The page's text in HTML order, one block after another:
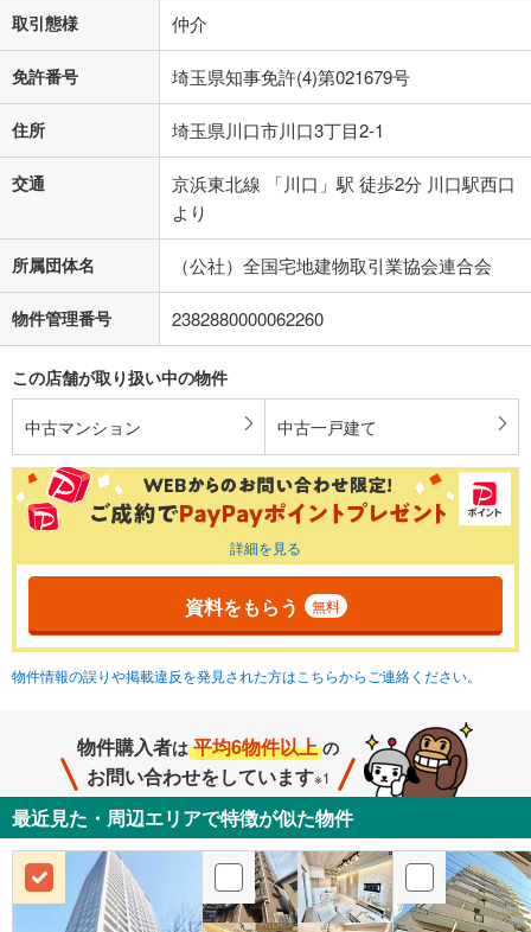
取引態様 仲介
免許番号 埼玉県知事免許(4)第021679号
住所 埼玉県川口市川口3丁目2-1
交通
京浜東北線 「川口」駅 徒歩2分 川口駅西口
より
所属団体名 （公社）全国宅地建物取引業協会連合会
物件管理番号 2382880000062260
この店舗が取り扱い中の物件
中古マンション 中古一戸建て
詳細を見る
資料をもらう 無料
物件情報の誤りや掲載違反を発見された方はこちらからご連絡ください。
物件購入者は 平均6物件以上 の
お問い合わせをしています※1
最近見た・周辺エリアで特徴が似た物件